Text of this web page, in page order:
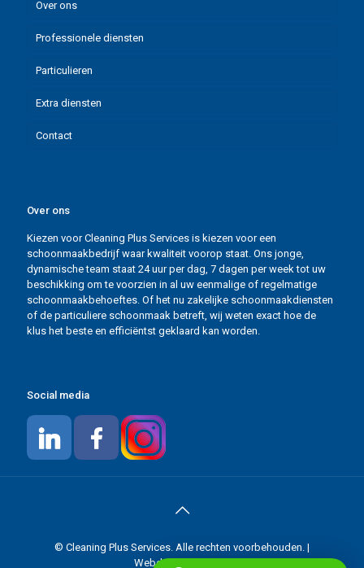
Over ons
Waarom Cleaning Plus Services?
Referenties
Professionele diensten
Kantoren
Onderwijs en vzw’s
Kinderdagverblijven
Winkels
Horeca
Hotels en B&B
Gemeenschappelijke delen
Particulieren
Eenmalige schoonmaak
Regelmatige schoonmaak
Extra diensten
Schoonmaak na renovatie
Contact
Over ons
Kiezen voor Cleaning Plus Services is kiezen voor een
schoonmaakbedrijf waar kwaliteit voorop staat. Ons jonge,
dynamische team staat 24 uur per dag, 7 dagen per week tot uw
beschikking om te voorzien in al uw eenmalige of regelmatige
schoonmaakbehoeftes. Of het nu zakelijke schoonmaakdiensten
of de particuliere schoonmaak betreft, wij weten exact hoe de
klus het beste en efficiëntst geklaard kan worden.
Social media
© Cleaning Plus Services. Alle rechten voorbehouden. |
Webdesign: